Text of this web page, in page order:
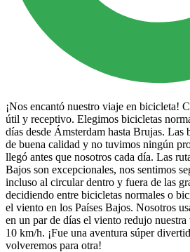
¡Nos encantó nuestro viaje en bicicleta!
útil y receptivo. Elegimos bicicletas
días desde Ámsterdam hasta Brujas. Las
de buena calidad y no tuvimos ningún
llegó antes que nosotros cada día. Las
Bajos son excepcionales, nos sentimos
incluso al circular dentro y fuera de las
decidiendo entre bicicletas normales o
el viento en los Países Bajos. Nosotros
en un par de días el viento redujo
10 km/h. ¡Fue una aventura súper
volveremos para otra!